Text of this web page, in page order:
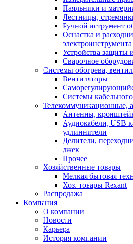
Паяльники и
Лестницы,
Ручной иструмент
Оснастка и
электроинструмента
Устройства защиты
Сварочное
Системы обогрева,
Вентиляторы
Системы
Телекоммуникационные,
Антенны,
Аудиокабели, USB
удлиннители
Делители,
джек
Прочее
Хозяйственные товары
Мелкая бытовая
Хоз. товары Rexant
Распродажа
Компания
О компании
Новости
Карьера
История компании